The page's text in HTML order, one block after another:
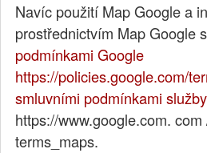
Navíc použití Map Google a
prostřednictvím Map Google
podmínkami Google
https://policies.google.com/
smluvními podmínkami
https://www.google.com.
terms_maps.